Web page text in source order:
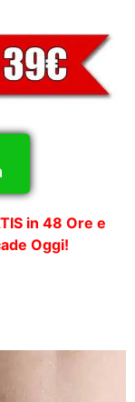
in 48 Ore e
Oggi!